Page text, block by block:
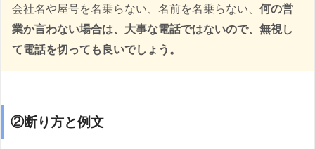
会社名や屋号を名乗らない、名前を名乗らない、 何の営
業か言わない場合は、大事な電話ではないので、無視し
て電話を切っても良いでしょう。
②断り方と例文